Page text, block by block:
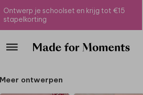
Ontwerp je schoolset en krijg tot €15
stapelkorting
Meer ontwerpen